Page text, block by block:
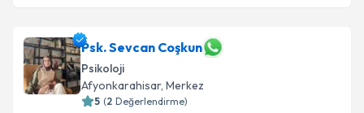
takvim hazırlandığında e-posta ile bilgilendireceğiz.
E-posta Adresiniz
Psk. Sevcan Coşkun
Psikoloji
Afyonkarahisar, Merkez
5 (2 Değerlendirme)